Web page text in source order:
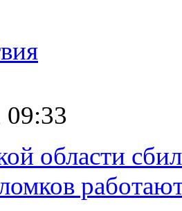
09:33
области